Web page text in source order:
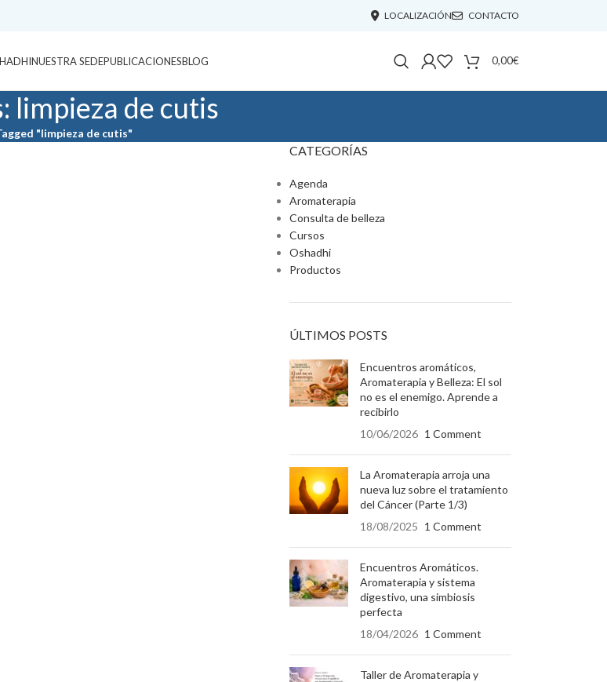
LOCALIZACIÓN CONTACTO
NUESTRA SEDEPUBLICACIONESBLOG 0,00€
limpieza de cutis
"limpieza de cutis"
CATEGORÍAS
Agenda
Aromaterapia
Consulta de belleza
Cursos
Oshadhi
Productos
ÚLTIMOS POSTS
Encuentros aromáticos,
Aromaterapia y Belleza: El sol
no es el enemigo. Aprende a
recibirlo
10/06/2026 1 Comment
La Aromaterapia arroja una
nueva luz sobre el tratamiento
del Cáncer (Parte 1/3)
18/08/2025 1 Comment
Encuentros Aromáticos.
Aromaterapia y sistema
digestivo, una simbiosis
perfecta
18/04/2026 1 Comment
Taller de Aromaterapia y